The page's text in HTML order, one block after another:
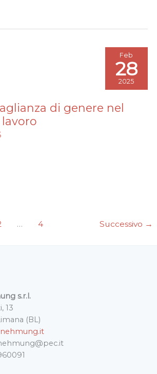
di genere nel
Feb
28
2025
… 4 Successivo →
s.r.l.
13
(BL)